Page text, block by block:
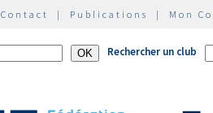
Contact | Publications | Mon
Rechercher un club